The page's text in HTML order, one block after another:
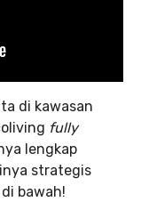
di kawasan
fully
lengkap
strategis
bawah!